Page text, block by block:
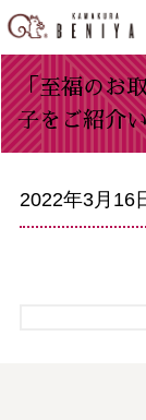
「至福のお
子をご紹介
2022年3月16